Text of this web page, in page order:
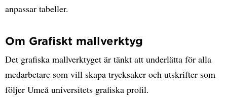
anpassar tabeller.
Om Grafiskt mallverktyg
Det grafiska mallverktyget är tänkt att underlätta för alla
medarbetare som vill skapa trycksaker och utskrifter som
följer Umeå universitets grafiska profil.